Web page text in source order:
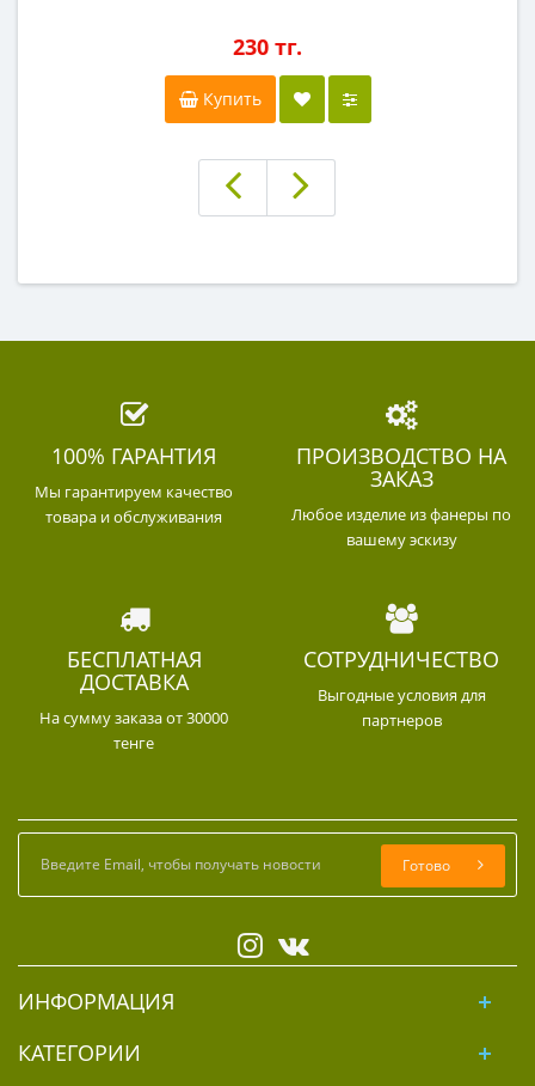
230 тг.
Купить
100% ГАРАНТИЯ
Мы гарантируем качество
товара и обслуживания
ПРОИЗВОДСТВО НА
ЗАКАЗ
Любое изделие из фанеры по
вашему эскизу
БЕСПЛАТНАЯ
ДОСТАВКА
На сумму заказа от 30000
тенге
СОТРУДНИЧЕСТВО
Выгодные условия для
партнеров
Готово
ИНФОРМАЦИЯ
КАТЕГОРИИ